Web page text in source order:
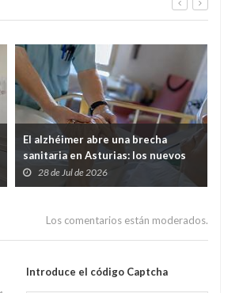
El alzhéimer abre una brecha
sanitaria en Asturias: los nuevos
fármacos llegarán, pero solo podrá
pagarlos quien tenga hasta 30.000
28 de Jul de 2026
Los comentarios están moderados.
Introduce el código Captcha